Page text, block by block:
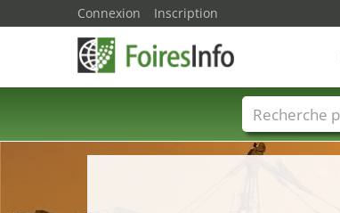
Connexion Inscription
Foire noms